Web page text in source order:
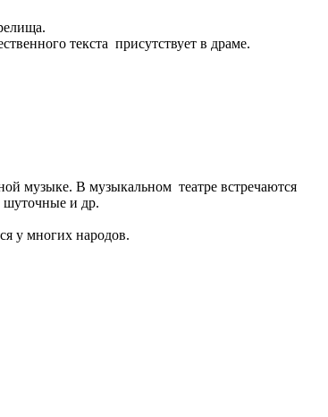
текста присутствует в драме.
музыке. В музыкальном театре встречаются
шуточные и др.
у многих народов.